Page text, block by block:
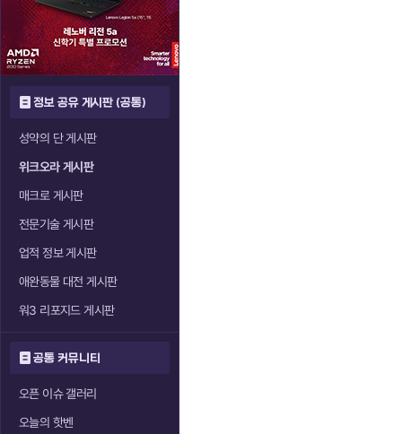
정보 공유 게시판 (공통)
성약의 단 게시판
위크오라 게시판
매크로 게시판
전문기술 게시판
업적 정보 게시판
애완동물 대전 게시판
워3 리포지드 게시판
공통 커뮤니티
오픈 이슈 갤러리
오늘의 핫벤